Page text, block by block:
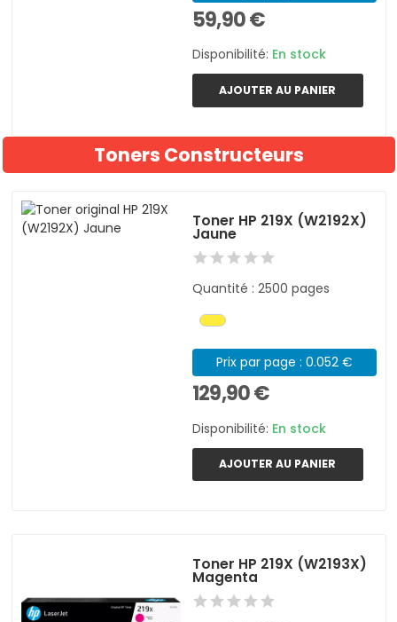
59,90 €
Disponibilité: En stock
AJOUTER AU PANIER
Toners Constructeurs
Toner HP 219X (W2192X)
Jaune
Quantité : 2500 pages
Prix par page : 0.052 €
129,90 €
Disponibilité: En stock
AJOUTER AU PANIER
Toner HP 219X (W2193X)
Magenta